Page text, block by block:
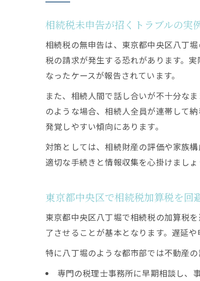
相続税未申告が招くトラブルの実
相続税の無申告は、東京都中央区八丁
税の請求が発生する恐れがあります。
なったケースが報告されています。
また、相続人間で話し合いが不十分な
のような場合、相続人全員が連帯して
発覚しやすい傾向にあります。
対策としては、相続財産の評価や家族
適切な手続きと情報収集を心掛けましょ
東京都中央区で相続税加算税を回
東京都中央区八丁堀で相続税の加算税
了させることが基本となります。遅延
特に八丁堀のような都市部では不動産
専門の税理士事務所に早期相談し、